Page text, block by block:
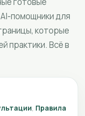
помощники для
которые
практики. Всё в
Правила